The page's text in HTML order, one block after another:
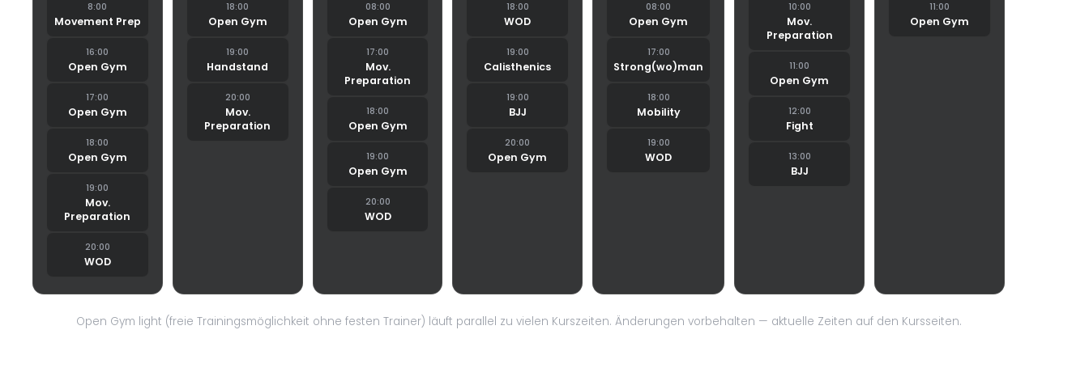
8:00
Movement Prep
16:00
Open Gym
17:00
Open Gym
18:00
Open Gym
19:00
Mov.
Preparation
20:00
WOD
18:00
Open Gym
19:00
Handstand
20:00
Mov.
Preparation
08:00
Open Gym
17:00
Mov.
Preparation
18:00
Open Gym
19:00
Open Gym
20:00
WOD
18:00
WOD
19:00
Calisthenics
19:00
BJJ
20:00
Open Gym
08:00
Open Gym
17:00
Strong(wo)man
18:00
Mobility
19:00
WOD
10:00
Mov.
Preparation
11:00
Open Gym
12:00
Fight
13:00
BJJ
11:00
Open Gym
Open Gym light (freie Trainingsmöglichkeit ohne festen Trainer) läuft parallel zu vielen Kurszeiten. Änderungen vorbehalten — aktuelle Zeiten auf den Kursseiten.